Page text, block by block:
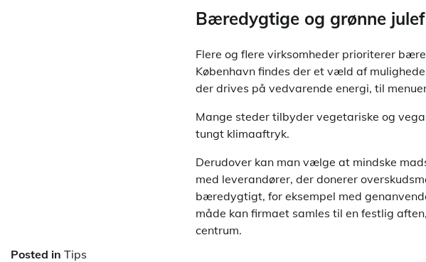
Bæredygtige og grønne
Flere og flere virksomheder prioriterer
København findes der et væld af
der drives på vedvarende energi, til
Mange steder tilbyder vegetariske og
tungt klimaaftryk.
Derudover kan man vælge at mindske
med leverandører, der donerer
bæredygtigt, for eksempel med
måde kan firmaet samles til en festlig
centrum.
Posted in Tips